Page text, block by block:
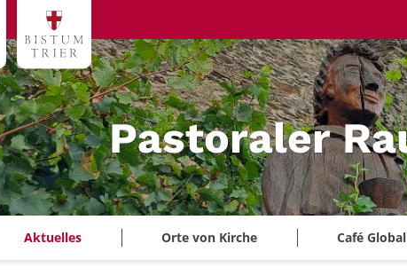
Pastoraler
Aktuelles Orte von Kirche Café Global